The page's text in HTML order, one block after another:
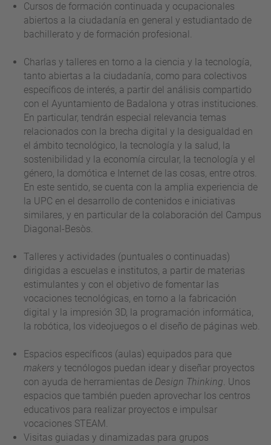
Cursos de formación continuada y ocupacionales
abiertos a la ciudadanía en general y estudiantado de
bachillerato y de formación profesional.
Charlas y talleres en torno a la ciencia y la tecnología,
tanto abiertas a la ciudadanía, como para colectivos
específicos de interés, a partir del análisis compartido
con el Ayuntamiento de Badalona y otras instituciones.
En particular, tendrán especial relevancia temas
relacionados con la brecha digital y la desigualdad en
el ámbito tecnológico, la tecnología y la salud, la
sostenibilidad y la economía circular, la tecnología y el
género, la domótica e Internet de las cosas, entre otros.
En este sentido, se cuenta con la amplia experiencia de
la UPC en el desarrollo de contenidos e iniciativas
similares, y en particular de la colaboración del Campus
Diagonal-Besòs.
Talleres y actividades (puntuales o continuadas)
dirigidas a escuelas e institutos, a partir de materias
estimulantes y con el objetivo de fomentar las
vocaciones tecnológicas, en torno a la fabricación
digital y la impresión 3D, la programación informática,
la robótica, los videojuegos o el diseño de páginas web.
Espacios específicos (aulas) equipados para que
makers y tecnólogos puedan idear y diseñar proyectos
con ayuda de herramientas de Design Thinking. Unos
espacios que también pueden aprovechar los centros
educativos para realizar proyectos e impulsar
vocaciones STEAM.
Visitas guiadas y dinamizadas para grupos